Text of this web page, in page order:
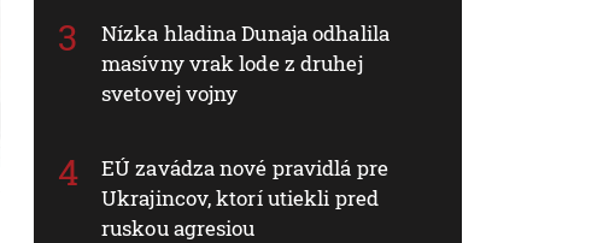
Nízka hladina Dunaja odhalila
masívny vrak lode z druhej
svetovej vojny
EÚ zavádza nové pravidlá pre
Ukrajincov, ktorí utiekli pred
ruskou agresiou